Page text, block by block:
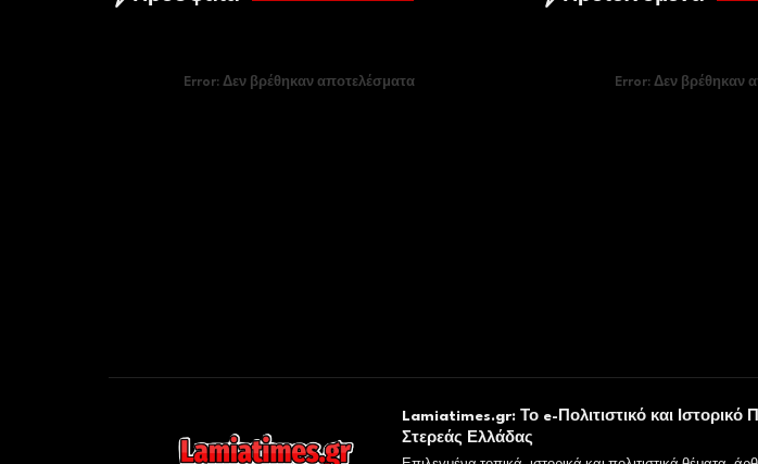
Error:Δεν βρέθηκαν αποτελέσματα Error:Δεν βρέθηκαν
Lamiatimes.gr: Το e-Πολιτιστικό και Ιστορικό
Στερεάς Ελλάδας